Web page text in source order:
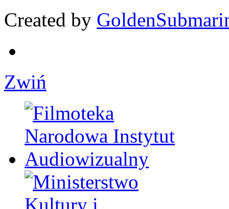
Created by
Zwiń